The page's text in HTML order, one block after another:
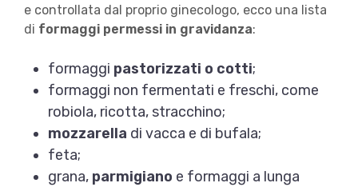
e controllata dal proprio ginecologo, ecco una lista
di formaggi permessi in gravidanza:
formaggi pastorizzati o cotti;
formaggi non fermentati e freschi, come
robiola, ricotta, stracchino;
mozzarella di vacca e di bufala;
feta;
grana, parmigiano e formaggi a lunga